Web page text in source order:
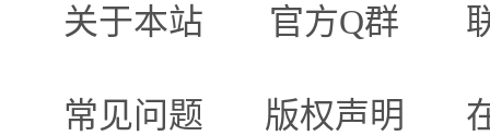
关于本站 官方Q群
常见问题 版权声明